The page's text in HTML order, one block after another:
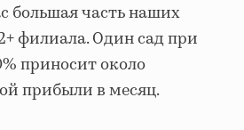
большая часть наших
филиала. Один сад при
приносит около
прибыли в месяц.